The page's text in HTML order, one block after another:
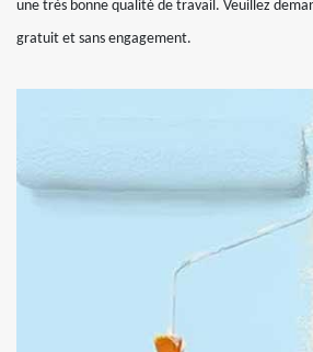
une très bonne qualité de travail. Veuillez
gratuit et sans engagement.